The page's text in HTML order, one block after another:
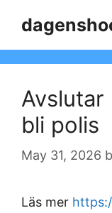
bli polis
May 31, 2026
Läs mer